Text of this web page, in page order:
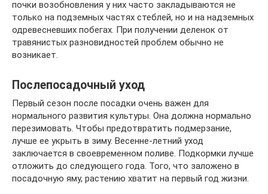
почки возобновления у них часто закладываются не
только на подземных частях стеблей, но и на надземных
одревесневших побегах. При получении деленок от
травянистых разновидностей проблем обычно не
возникает.
Послепосадочный уход
Первый сезон после посадки очень важен для
нормального развития культуры. Она должна нормально
перезимовать. Чтобы предотвратить подмерзание,
лучше ее укрыть в зиму. Весенне-летний уход
заключается в своевременном поливе. Подкормки лучше
отложить до следующего года. Того, что заложено в
посадочную яму, растению хватит на первый год жизни.